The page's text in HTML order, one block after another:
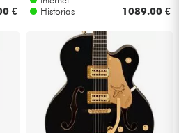
€
Historias
1089.00 €